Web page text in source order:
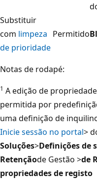
Substituir
com limpeza
de prioridade
Permitido
Notas de rodapé:
1 A edição de
permitida por
uma definição de
Inicie sessão no portal>
Soluções>Definições de
Retençãode Gestão >de
propriedades de registo